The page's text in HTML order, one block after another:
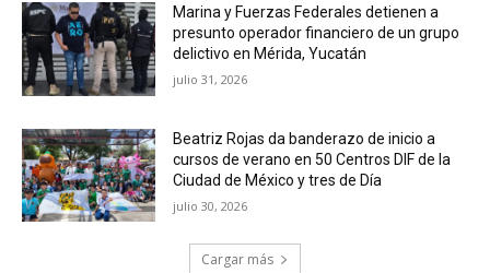
Marina y Fuerzas Federales detienen a
presunto operador financiero de un grupo
delictivo en Mérida, Yucatán
julio 31, 2026
Beatriz Rojas da banderazo de inicio a
cursos de verano en 50 Centros DIF de la
Ciudad de México y tres de Día
julio 30, 2026
Cargar más